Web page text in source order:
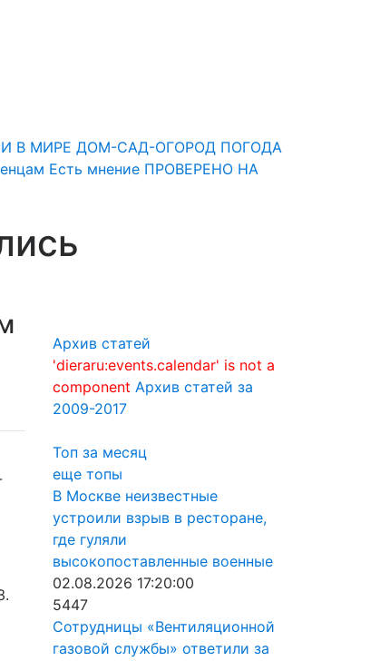
В МИРЕ ДОМ-САД-ОГОРОД ПОГОДА
Есть мнение ПРОВЕРЕНО НА
Архив статей
'dieraru:events.calendar' is not a
component Архив статей за
2009-2017
Топ за месяц
еще топы
В Москве неизвестные
устроили взрыв в ресторане,
где гуляли
высокопоставленные военные
02.08.2026 17:20:00
5447
Сотрудницы «Вентиляционной
газовой службы» ответили за